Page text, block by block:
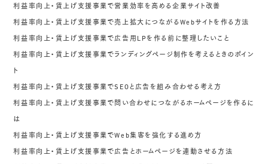
利益率向上・賃上げ支援事業で営業効率を高める企業サイト改善
利益率向上・賃上げ支援事業で売上拡大につながるWebサイトを作る方法
利益率向上・賃上げ支援事業で広告用LPを作る前に整理したいこと
利益率向上・賃上げ支援事業でランディングページ制作を考えるときのポイン
ト
利益率向上・賃上げ支援事業でSEOと広告を組み合わせる考え方
利益率向上・賃上げ支援事業で問い合わせにつながるホームページを作るに
は
利益率向上・賃上げ支援事業でWeb集客を強化する進め方
利益率向上・賃上げ支援事業で広告とホームページを連動させる方法